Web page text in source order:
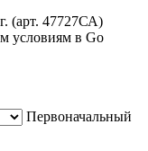
Первоначальный